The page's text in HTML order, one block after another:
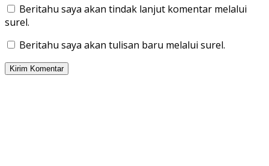
Beritahu saya akan tindak lanjut komentar melalui
surel.
Beritahu saya akan tulisan baru melalui surel.